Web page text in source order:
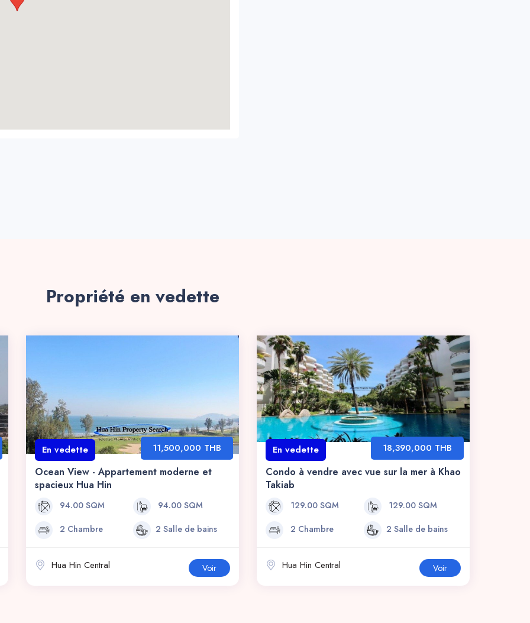
Propriété en vedette
En vedette
Ocean View - Appartement moderne et
spacieux Hua Hin
11,500,000 THB
94.00 SQM
94.00 SQM
2 Chambre
2 Salle de bains
Hua Hin Central Voir
En vedette
Condo à vendre avec vue sur la mer à Khao
Takiab
18,390,000 THB
129.00 SQM
129.00 SQM
2 Chambre
2 Salle de bains
Hua Hin Central Voir